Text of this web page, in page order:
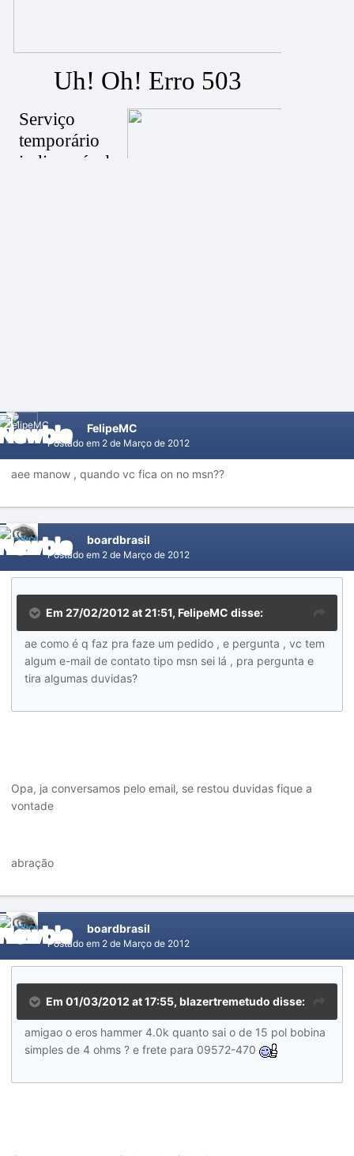
FelipeMC
Postado em 2 de Março de 2012
aee manow , quando vc fica on no msn??
boardbrasil
Postado em 2 de Março de 2012
Em 27/02/2012 at 21:51, FelipeMC disse:
ae como é q faz pra faze um pedido , e pergunta , vc tem
algum e-mail de contato tipo msn sei lá , pra pergunta e
tira algumas duvidas?
Opa, ja conversamos pelo email, se restou duvidas fique a
vontade
abração
boardbrasil
Postado em 2 de Março de 2012
Em 01/03/2012 at 17:55, blazertremetudo disse:
amigao o eros hammer 4.0k quanto sai o de 15 pol bobina
simples de 4 ohms ? e frete para 09572-470